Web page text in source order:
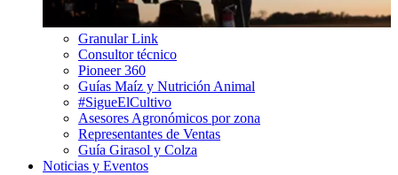
Granular Link
Consultor técnico
Pioneer 360
Guías Maíz y Nutrición Animal
#SigueElCultivo
Asesores Agronómicos por zona
Representantes de Ventas
Guía Girasol y Colza
Noticias y Eventos